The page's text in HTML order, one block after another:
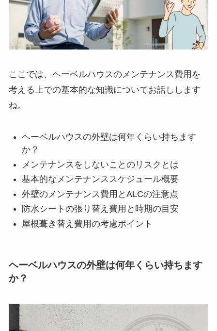
ここでは、ヘーベルハウスのメンテナンス費用を
考える上での基本的な知識についてお話しします
ね。
ヘーベルハウスの外壁は何年くらい持ちます
か？
メンテナンスをしないことのリスクとは
基本的なメンテナンススケジュール概要
外壁のメンテナンス費用とALCの注意点
防水シートの張り替え費用と時期の目安
屋根葺き替え費用の考慮ポイント
ヘーベルハウスの外壁は何年くらい持ちます
か？